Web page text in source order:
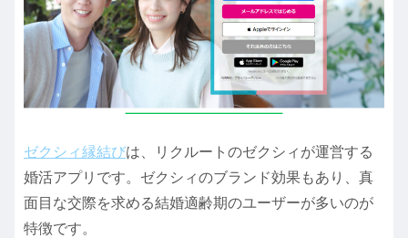
ゼクシィ縁結びは、リクルートのゼクシィが運営する
婚活アプリです。ゼクシィのブランド効果もあり、真
面目な交際を求める結婚適齢期のユーザーが多いのが
特徴です。